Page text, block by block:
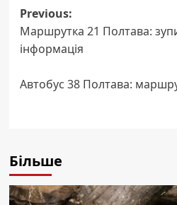
Post
navigation
Previous:
Маршрутка 21 Полтава:
інформація
Автобус 38 Полтава:
Більше